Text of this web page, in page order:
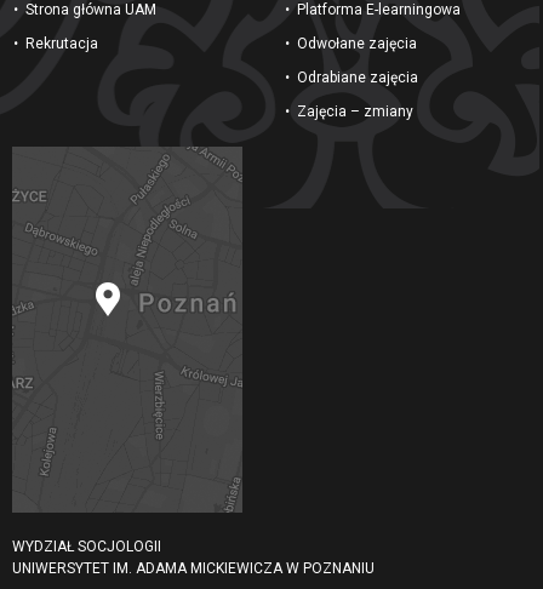
Strona główna UAM
Rekrutacja
Platforma E-learningowa
Odwołane zajęcia
Odrabiane zajęcia
Zajęcia – zmiany
WYDZIAŁ SOCJOLOGII
UNIWERSYTET IM. ADAMA MICKIEWICZA W POZNANIU